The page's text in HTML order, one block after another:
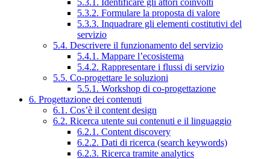
5.3.1. Identificare gli attori coinvolti
5.3.2. Formulare la proposta di valore
5.3.3. Inquadrare gli elementi costitutivi del
servizio
5.4. Descrivere il funzionamento del servizio
5.4.1. Mappare l’ecosistema
5.4.2. Rappresentare i flussi di servizio
5.5. Co-progettare le soluzioni
5.5.1. Workshop di co-progettazione
6. Progettazione dei contenuti
6.1. Cos’è il content design
6.2. Ricerca utente sui contenuti e il linguaggio
6.2.1. Content discovery
6.2.2. Dati di ricerca (search keywords)
6.2.3. Ricerca tramite analytics